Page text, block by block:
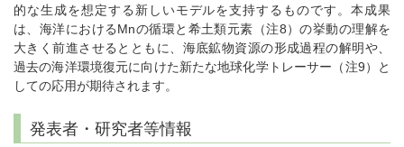
的な生成を想定する新しいモデルを支持するものです。本成果
は、海洋におけるMnの循環と希土類元素（注8）の挙動の理解を
大きく前進させるとともに、海底鉱物資源の形成過程の解明や、
過去の海洋環境復元に向けた新たな地球化学トレーサー（注9）と
しての応用が期待されます。
発表者・研究者等情報